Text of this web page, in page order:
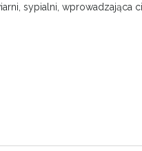
sypialni, wprowadzająca